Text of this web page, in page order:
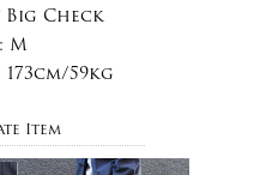
Big Check
M
173cm/59kg
Item